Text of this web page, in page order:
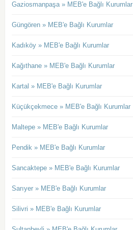
Gaziosmanpaşa » MEB'e Bağlı Kurumlar
Güngören » MEB'e Bağlı Kurumlar
Kadıköy » MEB'e Bağlı Kurumlar
Kağıthane » MEB'e Bağlı Kurumlar
Kartal » MEB'e Bağlı Kurumlar
Küçükçekmece » MEB'e Bağlı Kurumlar
Maltepe » MEB'e Bağlı Kurumlar
Pendik » MEB'e Bağlı Kurumlar
Sancaktepe » MEB'e Bağlı Kurumlar
Sarıyer » MEB'e Bağlı Kurumlar
Silivri » MEB'e Bağlı Kurumlar